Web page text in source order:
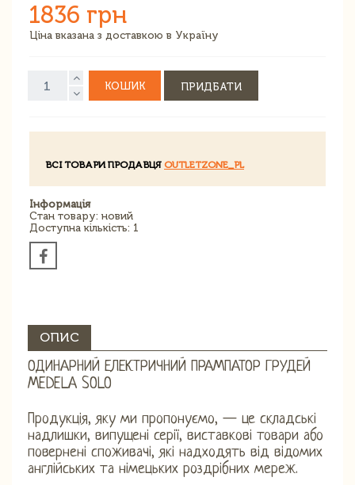
1836 грн
Ціна вказана з доставкою в Україну
КОШИК ПРИДБАТИ
ВСІ ТОВАРИ ПРОДАВЦЯ OUTLETZONE_PL
Інформація
Стан товару: новий
Доступна кількість: 1
ОПИС
ОДИНАРНИЙ ЕЛЕКТРИЧНИЙ ПРАМПАТОР ГРУДЕЙ
MEDELA SOLO
Продукція, яку ми пропонуємо, — це складські
надлишки, випущені серії, виставкові товари або
повернені споживачі, які надходять від відомих
англійських та німецьких роздрібних мереж.